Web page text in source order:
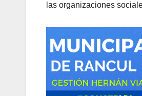
las organizaciones